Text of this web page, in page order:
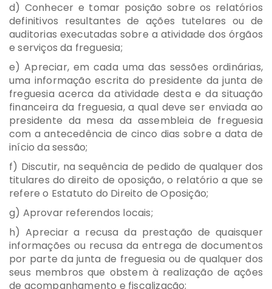
d) Conhecer e tomar posição sobre os relatórios
definitivos resultantes de ações tutelares ou de
auditorias executadas sobre a atividade dos órgãos
e serviços da freguesia;
e) Apreciar, em cada uma das sessões ordinárias,
uma informação escrita do presidente da junta de
freguesia acerca da atividade desta e da situação
financeira da freguesia, a qual deve ser enviada ao
presidente da mesa da assembleia de freguesia
com a antecedência de cinco dias sobre a data de
início da sessão;
f) Discutir, na sequência de pedido de qualquer dos
titulares do direito de oposição, o relatório a que se
refere o Estatuto do Direito de Oposição;
g) Aprovar referendos locais;
h) Apreciar a recusa da prestação de quaisquer
informações ou recusa da entrega de documentos
por parte da junta de freguesia ou de qualquer dos
seus membros que obstem à realização de ações
de acompanhamento e fiscalização;